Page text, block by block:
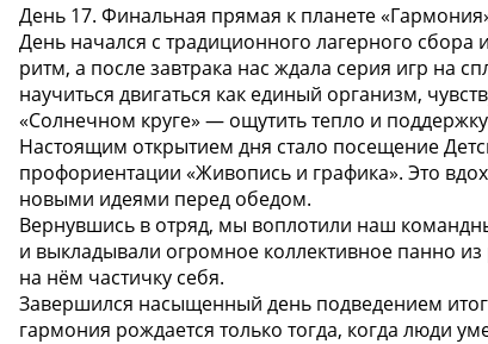
День 17. Финальная прямая к планете
День начался с традиционного лагерного
ритм, а после завтрака нас ждала серия игр на
научиться двигаться как единый организм,
«Солнечном круге» — ощутить тепло и
Настоящим открытием дня стало посещение
профориентации «Живопись и графика». Это
новыми идеями перед обедом.
Вернувшись в отряд, мы воплотили наш
и выкладывали огромное коллективное панно
на нём частичку себя.
Завершился насыщенный день подведением
гармония рождается только тогда, когда люди